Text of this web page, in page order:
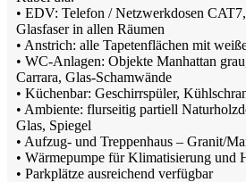
• EDV: Telefon / Netzwerkdosen
Glasfaser in allen Räumen
• Anstrich: alle Tapetenflächen mit
• WC-Anlagen: Objekte Manhattan
Carrara, Glas-Schamwände
• Küchenbar: Geschirrspüler,
• Ambiente: flurseitig partiell
Glas, Spiegel
• Aufzug- und Treppenhaus – Granit/
• Wärmepumpe für Klimatisierung und
• Parkplätze ausreichend verfügbar